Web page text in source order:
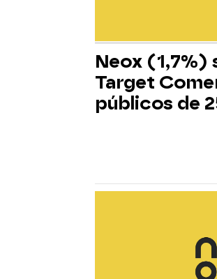
Neox (1,7%)
Target
públicos de